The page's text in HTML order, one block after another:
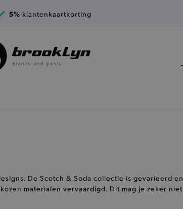
5% klantenkaartkorting
De Scotch & Soda collectie is gevarieerd en
materialen vervaardigd. Dit mag je zeker niet